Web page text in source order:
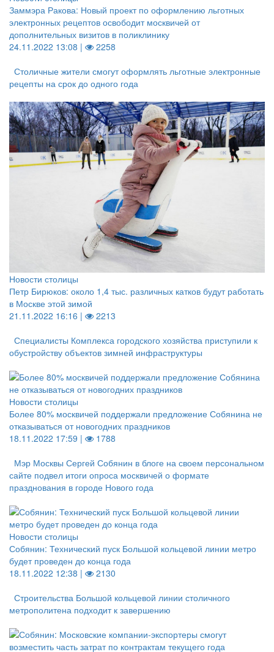
Заммэра Ракова: Новый проект по оформлению льготных
электронных рецептов освободит москвичей от
дополнительных визитов в поликлинику
24.11.2022 13:08 |
2258
Столичные жители смогут оформлять льготные электронные
рецепты на срок до одного года
Новости столицы
Петр Бирюков: около 1,4 тыс. различных катков будут работать
в Москве этой зимой
21.11.2022 16:16 |
2213
Специалисты Комплекса городского хозяйства приступили к
обустройству объектов зимней инфраструктуры
Новости столицы
Более 80% москвичей поддержали предложение Собянина не
отказываться от новогодних праздников
18.11.2022 17:59 |
1788
Мэр Москвы Сергей Собянин в блоге на своем персональном
сайте подвел итоги опроса москвичей о формате
празднования в городе Нового года
Новости столицы
Собянин: Технический пуск Большой кольцевой линии метро
будет проведен до конца года
18.11.2022 12:38 |
2130
Строительства Большой кольцевой линии столичного
метрополитена подходит к завершению